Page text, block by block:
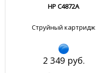
HP C4872A
Струйный картридж
2 349 руб.